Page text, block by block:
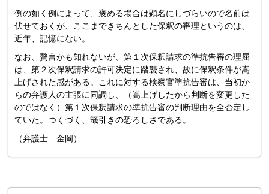
例の如く例によって、褒める場合は顕名にしづらいので名前は
伏せておくが、ここまできちんとした保釈の審理というのは、
近年、記憶にない。
なお、贅言かも知れないが、第１次保釈請求の準抗告審の理屈
は、第２次保釈請求の許可決定に踏襲され、故に保釈条件が嵩
上げされた感がある。これに対する検察官準抗告審は、当初か
らの弁護人の主張に同調し、（嵩上げしたから判断を変更した
のではなく）第１次保釈請求の準抗告審の判断理由を全否定し
ていた。つくづく、籤引きの恐ろしさである。
（弁護士 金岡）